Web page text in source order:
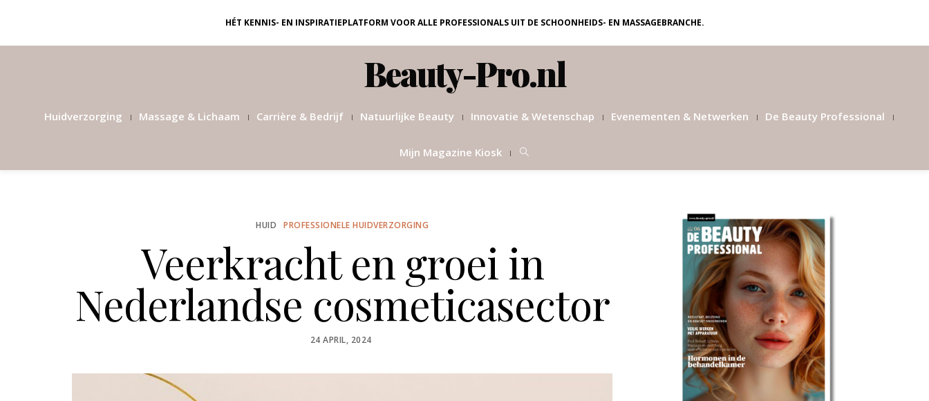
HÉT KENNIS- EN INSPIRATIEPLATFORM VOOR ALLE PROFESSIONALS UIT DE SCHOONHEIDS- EN MASSAGEBRANCHE.
Beauty-Pro.nl
Huidverzorging Massage & Lichaam Carrière & Bedrijf Natuurlijke Beauty Innovatie & Wetenschap Evenementen & Netwerken De Beauty Professional
Mijn Magazine Kiosk
HUID PROFESSIONELE HUIDVERZORGING
Veerkracht en groei in
Nederlandse cosmeticasector
POSTED
24 APRIL, 2024